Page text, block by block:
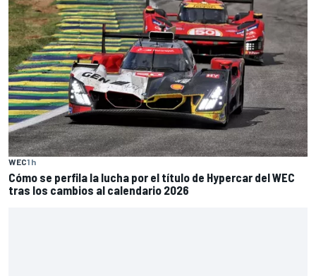
WEC1 h
Cómo se perfila la lucha por el título de Hypercar del WEC
tras los cambios al calendario 2026